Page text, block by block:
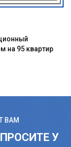
на 95 квартир
ВАМ
У